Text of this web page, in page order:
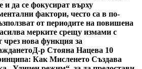
и да се фокусират върху
фактори, често са в по-
от периодите на повишена
мерките срещу измами с
нова функция за
Д-р Стояна Нацева 10
Как Мисленето Създава